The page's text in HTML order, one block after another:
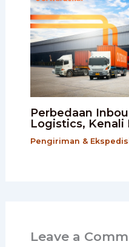
Perbedaan
Logistics, Kenali
Pengiriman &
Leave a